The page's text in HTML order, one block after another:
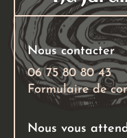
Nous contacter
06 75 80 80 43
Formulaire de
Nous vous